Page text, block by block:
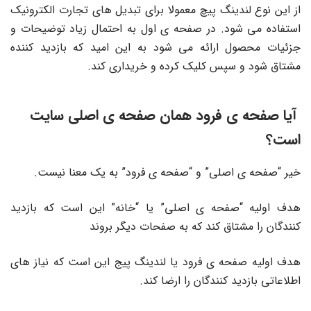
از این نوع لندینگ پیچ معمولا برای تبدیل های تجارت الکترونیک
استفاده می شود. در صفحه ی اول به احتمال زیاد توضیحات و
جزئیات محصول ارائه می شود به این امید که بازدید کننده
مشتاق شود و سپس کلیک کرده و خریداری کند.
آیا صفحه ی فرود همان صفحه ی اصلی سایت
است؟
خیر “صفحه ی اصلی” و “صفحه ی فرود” به یک معنا نیست.
هدف اولیه “صفحه ی اصلی” یا “خانه” این است که بازدید
کنندگان را مشتاق کند که به صفحات دیگر بروند
هدف اولیه صفحه ی فرود یا لندینگ پیج این است که نیاز های
اطلاعاتی بازدید کنندگان را ارضا کند.